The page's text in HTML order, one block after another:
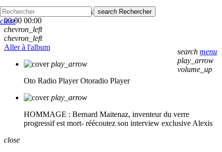
skip_previous
skip_next
00:00 00:00
chevron_left
chevron_left
Aller à l'album
play_arrow
Oto Radio Player Otoradio Player
play_arrow
HOMMAGE : Bernard Maitenaz, inventeur du verre
progressif est mort- réécoutez son interview exclusive Alexis
search menu
play_arrow
volume_up
search Rechercher
close
close